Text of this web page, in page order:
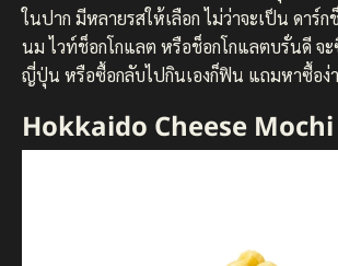
ในปาก มีหลายรสให้เลือก ไม่ว่าจะเป็น ดาร์ก
นม ไวท์ช็อกโกแลต หรือช็อกโกแลตบรั่นดี จะ
ญี่ปุ่น หรือซื้อกลับไปกินเองก็ฟิน แถมหาซื้อง่
Hokkaido Cheese